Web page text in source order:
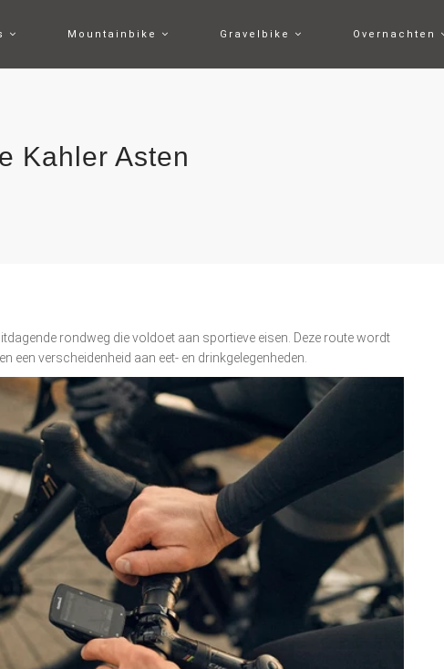
Mountainbike Gravelbike Overnachten
Kahler Asten
rondweg die voldoet aan sportieve eisen. Deze route wordt
een verscheidenheid aan eet- en drinkgelegenheden.